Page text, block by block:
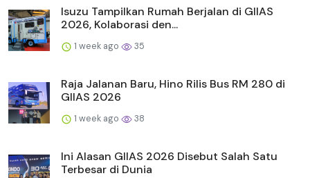
Isuzu Tampilkan Rumah Berjalan di GIIAS
2026, Kolaborasi den...
1 week ago 35
Raja Jalanan Baru, Hino Rilis Bus RM 280 di
GIIAS 2026
1 week ago 38
Ini Alasan GIIAS 2026 Disebut Salah Satu
Terbesar di Dunia